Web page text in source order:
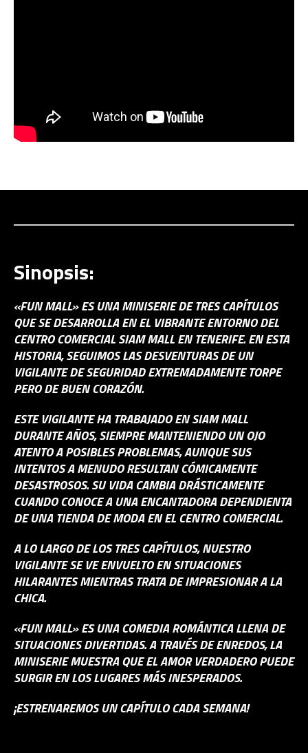
Sinopsis:
«FUN MALL» ES UNA MINISERIE DE TRES CAPÍTULOS
QUE SE DESARROLLA EN EL VIBRANTE ENTORNO DEL
CENTRO COMERCIAL SIAM MALL EN TENERIFE. EN ESTA
HISTORIA, SEGUIMOS LAS DESVENTURAS DE UN
VIGILANTE DE SEGURIDAD EXTREMADAMENTE TORPE
PERO DE BUEN CORAZÓN.
ESTE VIGILANTE HA TRABAJADO EN SIAM MALL
DURANTE AÑOS, SIEMPRE MANTENIENDO UN OJO
ATENTO A POSIBLES PROBLEMAS, AUNQUE SUS
INTENTOS A MENUDO RESULTAN CÓMICAMENTE
DESASTROSOS. SU VIDA CAMBIA DRÁSTICAMENTE
CUANDO CONOCE A UNA ENCANTADORA DEPENDIENTA
DE UNA TIENDA DE MODA EN EL CENTRO COMERCIAL.
A LO LARGO DE LOS TRES CAPÍTULOS, NUESTRO
VIGILANTE SE VE ENVUELTO EN SITUACIONES
HILARANTES MIENTRAS TRATA DE IMPRESIONAR A LA
CHICA.
«FUN MALL» ES UNA COMEDIA ROMÁNTICA LLENA DE
SITUACIONES DIVERTIDAS. A TRAVÉS DE ENREDOS, LA
MINISERIE MUESTRA QUE EL AMOR VERDADERO PUEDE
SURGIR EN LOS LUGARES MÁS INESPERADOS.
¡ESTRENAREMOS UN CAPÍTULO CADA SEMANA!